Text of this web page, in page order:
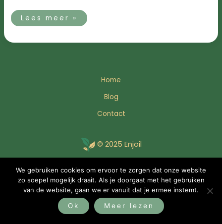
Lees meer »
Home
Blog
Contact
© 2025 Enjoil
Bezoek YBMC
We gebruiken cookies om ervoor te zorgen dat onze website
zo soepel mogelijk draait. Als je doorgaat met het gebruiken
van de website, gaan we er vanuit dat je ermee instemt.
Ok
Meer lezen